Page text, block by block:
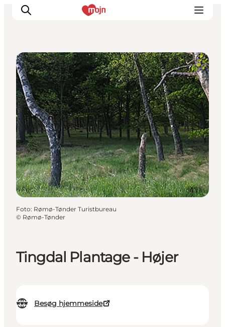
Oplevelser
Byer & Steder
Det sker
Overnatning
Planlæg din ferie
Booking
Tingdal Plantage - Højer
Besøg hjemmeside
Naturområder
Foto: Rømø-Tønder Turistbureau
© Rømø-Tønder